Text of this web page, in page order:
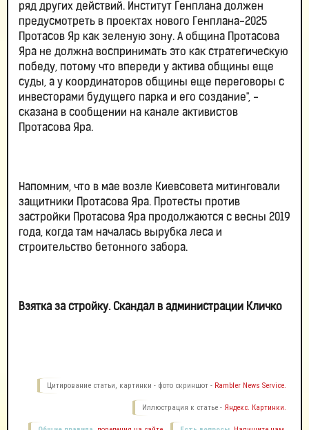
ряд других действий. Институт Генплана должен
предусмотреть в проектах нового Генплана-2025
Протасов Яр как зеленую зону. А община Протасова
Яра не должна воспринимать это как стратегическую
победу, потому что впереди у актива общины еще
суды, а у координаторов общины еще переговоры с
инвесторами будущего парка и его создание", -
сказана в сообщении на канале активистов
Протасова Яра.
Напомним, что в мае возле Киевсовета митинговали
защитники Протасова Яра. Протесты против
застройки Протасова Яра продолжаются с весны 2019
года, когда там началась вырубка леса и
строительство бетонного забора.
Взятка за стройку. Скандал в администрации Кличко
Цитирование статьи, картинки - фото скриншот - Rambler News Service.
Иллюстрация к статье - Яндекс. Картинки.